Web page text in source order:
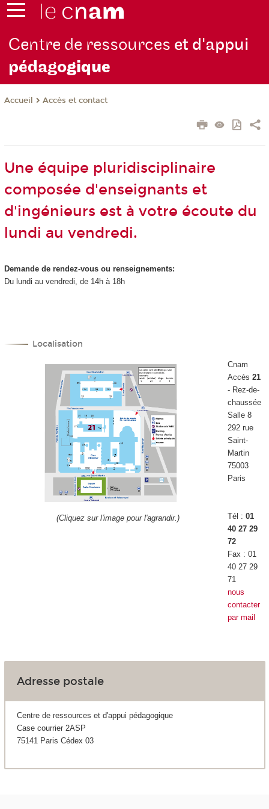
Centre de ressources et d'appui
pédagogique
Accueil Accès et contact
Une équipe pluridisciplinaire
composée d'enseignants et
d'ingénieurs est à votre écoute du
lundi au vendredi.
Demande de rendez-vous ou renseignements:
Du lundi au vendredi, de 14h à 18h
Localisation
(Cliquez sur l'image pour l'agrandir.)
Cnam
Accès 21
- Rez-de-
chaussée
Salle 8
292 rue
Saint-
Martin
75003
Paris
Tél : 01
40 27 29
72
Fax : 01
40 27 29
71
nous
contacter
par mail
Adresse postale
Centre de ressources et d'appui pédagogique
Case courrier 2ASP
75141 Paris Cédex 03